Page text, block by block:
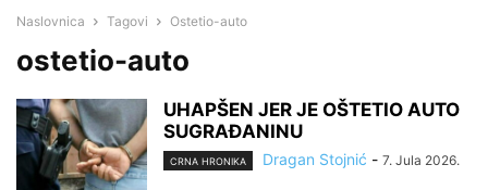
Naslovnica Tagovi Ostetio-auto
ostetio-auto
UHAPŠEN JER JE OŠTETIO AUTO
SUGRAĐANINU
CRNA HRONIKA Dragan Stojnić - 7. Jula 2026.